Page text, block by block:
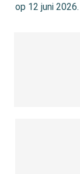
op 12 juni 2026.